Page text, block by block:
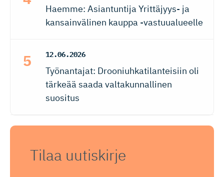
Haemme: Asiantuntija Yrittäjyys- ja
kansainvälinen kauppa -vastuualueelle
12.06.2026
Työnantajat: Drooniuhkatilanteisiin oli
tärkeää saada valtakunnallinen
suositus
Tilaa uutiskirje